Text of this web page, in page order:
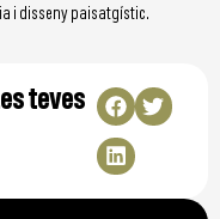
i disseny paisatgístic.
teves